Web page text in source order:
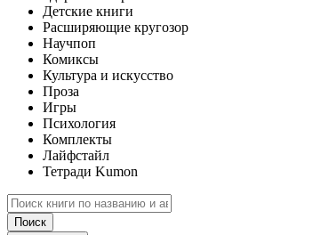
Детские книги
Расширяющие кругозор
Научпоп
Комиксы
Культура и искусство
Проза
Игры
Психология
Комплекты
Лайфстайл
Тетради Kumon
Поиск